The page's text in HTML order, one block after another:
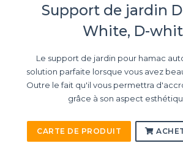
Support de jardin
White, D-
Le support de jardin pour hamac
solution parfaite lorsque vous avez
Outre le fait qu'il vous permettra
grâce à son aspect
CARTE DE PRODUIT